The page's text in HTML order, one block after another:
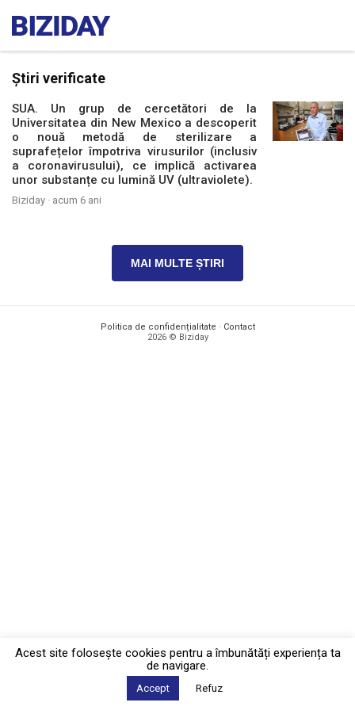
Știri verificate
SUA. Un grup de cercetători de la
Universitatea din New Mexico a descoperit
o nouă metodă de sterilizare a
suprafețelor împotriva virusurilor (inclusiv
a coronavirusului), ce implică activarea
unor substanțe cu lumină UV (ultraviolete).
Biziday · acum 6 ani
MAI MULTE ȘTIRI
Politica de confidențialitate · Contact
2026 © Biziday
Acest site foloseşte cookies pentru a îmbunătăți experiența ta
de navigare.
Accept Refuz